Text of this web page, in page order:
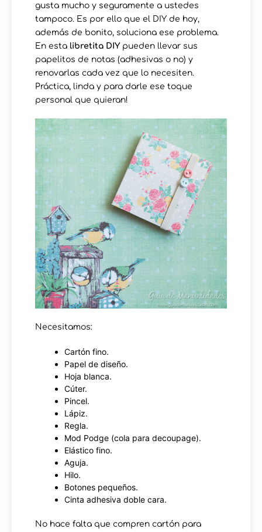
gusta mucho y seguramente a ustedes
tampoco. Es por ello que el DIY de hoy,
además de bonito, soluciona ese problema.
En esta libretita DIY pueden llevar sus
papelitos de notas (adhesivas o no) y
renovarlas cada vez que lo necesiten.
Práctica, linda y para darle ese toque
personal que quieran!
Necesitamos:
Cartón fino.
Papel de diseño.
Hoja blanca.
Cúter.
Pincel.
Lápiz.
Regla.
Mod Podge (cola para decoupage).
Elástico fino.
Aguja.
Hilo.
Botones pequeños.
Cinta adhesiva doble cara.
No hace falta que compren cartón para